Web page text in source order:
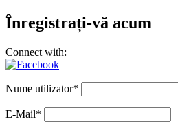
Înregistrați-vă acum
Connect with:
Nume utilizator*
E-Mail*